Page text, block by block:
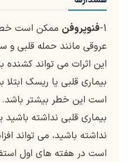
1- فنوپروفن ممکن است
عروقی مانند حمله قلبی و
این اثرات می تواند کشنده
بیماری قلبی یا ریسک
است این خطر بیشتر باشد.
بیماری قلبی نداشته باشید
نداشته باشید، می تواند
است در هفته های اول